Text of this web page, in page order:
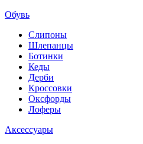
Обувь
Слипоны
Шлепанцы
Ботинки
Кеды
Дерби
Кроссовки
Оксфорды
Лоферы
Аксессуары